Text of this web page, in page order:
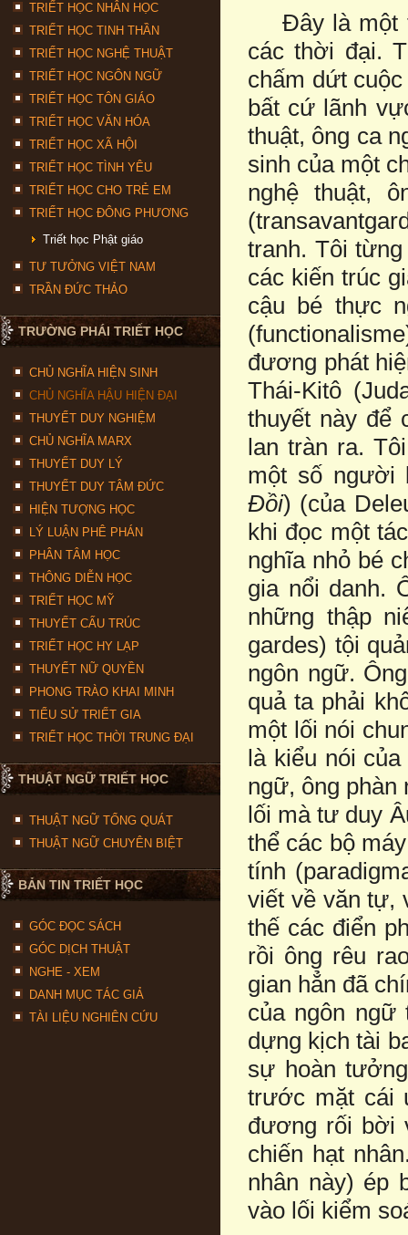
TRIẾT HỌC NHÂN HỌC
TRIẾT HỌC TINH THẦN
TRIẾT HỌC NGHỆ THUẬT
TRIẾT HỌC NGÔN NGỮ
TRIẾT HỌC TÔN GIÁO
TRIẾT HỌC VĂN HÓA
TRIẾT HỌC XÃ HỘI
TRIẾT HỌC TÌNH YÊU
TRIẾT HỌC CHO TRẺ EM
TRIẾT HỌC ĐÔNG PHƯƠNG
Triết học Phật giáo
TƯ TƯỞNG VIỆT NAM
TRẦN ĐỨC THẢO
TRƯỜNG PHÁI TRIẾT HỌC
CHỦ NGHĨA HIỆN SINH
CHỦ NGHĨA HẬU HIỆN ĐẠI
THUYẾT DUY NGHIỆM
CHỦ NGHĨA MARX
THUYẾT DUY LÝ
THUYẾT DUY TÂM ĐỨC
HIỆN TƯỢNG HỌC
LÝ LUẬN PHÊ PHÁN
PHÂN TÂM HỌC
THÔNG DIỄN HỌC
TRIẾT HỌC MỸ
THUYẾT CẤU TRÚC
TRIẾT HỌC HY LẠP
THUYẾT NỮ QUYỀN
PHONG TRÀO KHAI MINH
TIỂU SỬ TRIẾT GIA
TRIẾT HỌC THỜI TRUNG ĐẠI
THUẬT NGỮ TRIẾT HỌC
THUẬT NGỮ TỔNG QUÁT
THUẬT NGỮ CHUYÊN BIỆT
BẢN TIN TRIẾT HỌC
GÓC ĐỌC SÁCH
GÓC DỊCH THUẬT
NGHE - XEM
DANH MỤC TÁC GIẢ
TÀI LIỆU NGHIÊN CỨU
Ðây là một
các thời đại.
chấm dứt
bất cứ lãnh
thuật, ông ca
sinh của một
nghệ thuật,
tranh. Tôi
các kiến trúc
cậu bé thực
đương phát
Thái-Kitô
thuyết này để
lan tràn ra.
một số người
Ðồi) (của
khi đọc một
nghĩa nhỏ bé
gia nổi danh.
những thập
gardes) tội
ngôn ngữ.
quả ta phải
một lối nói
là kiểu nói
ngữ, ông phàn
lối mà tư duy
thể các bộ
tính
viết về văn tự,
thế các điển
rồi ông rêu
gian hẳn đã
của ngôn ngữ
dựng kịch tài
sự hoàn
trước mặt cái
đương rối bời
chiến hạt
nhân này) ép
vào lối kiểm